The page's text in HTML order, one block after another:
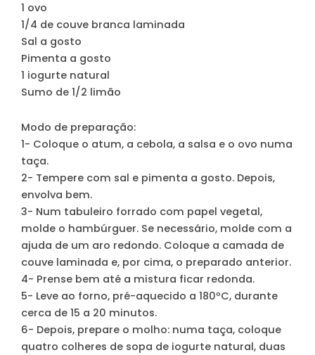
1 ovo
1/4 de couve branca laminada
Sal a gosto
Pimenta a gosto
1 iogurte natural
Sumo de 1/2 limão
Modo de preparação:
1- Coloque o atum, a cebola, a salsa e o ovo numa
taça.
2- Tempere com sal e pimenta a gosto. Depois,
envolva bem.
3- Num tabuleiro forrado com papel vegetal,
molde o hambúrguer. Se necessário, molde com a
ajuda de um aro redondo. Coloque a camada de
couve laminada e, por cima, o preparado anterior.
4- Prense bem até a mistura ficar redonda.
5- Leve ao forno, pré-aquecido a 180ºC, durante
cerca de 15 a 20 minutos.
6- Depois, prepare o molho: numa taça, coloque
quatro colheres de sopa de iogurte natural, duas